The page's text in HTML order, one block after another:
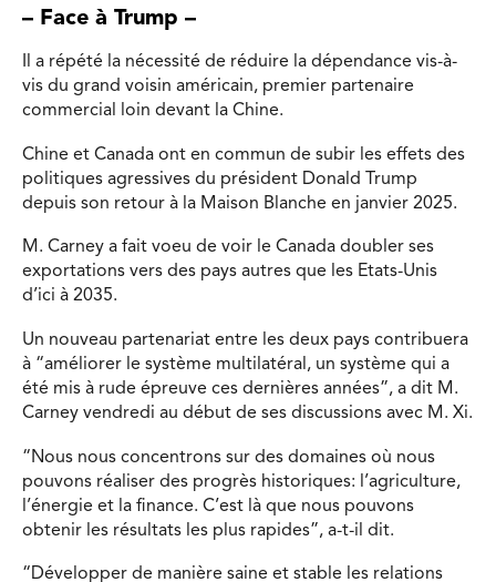
– Face à Trump –
Il a répété la nécessité de réduire la dépendance vis-à-
vis du grand voisin américain, premier partenaire
commercial loin devant la Chine.
Chine et Canada ont en commun de subir les effets des
politiques agressives du président Donald Trump
depuis son retour à la Maison Blanche en janvier 2025.
M. Carney a fait voeu de voir le Canada doubler ses
exportations vers des pays autres que les Etats-Unis
d’ici à 2035.
Un nouveau partenariat entre les deux pays contribuera
à “améliorer le système multilatéral, un système qui a
été mis à rude épreuve ces dernières années”, a dit M.
Carney vendredi au début de ses discussions avec M. Xi.
“Nous nous concentrons sur des domaines où nous
pouvons réaliser des progrès historiques: l’agriculture,
l’énergie et la finance. C’est là que nous pouvons
obtenir les résultats les plus rapides”, a-t-il dit.
“Développer de manière saine et stable les relations